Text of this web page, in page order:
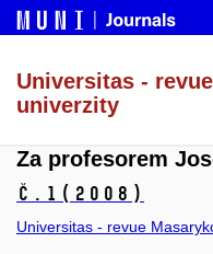
Universitas -
univerzity
Za profesorem
č.1 (2008)
Universitas - revue